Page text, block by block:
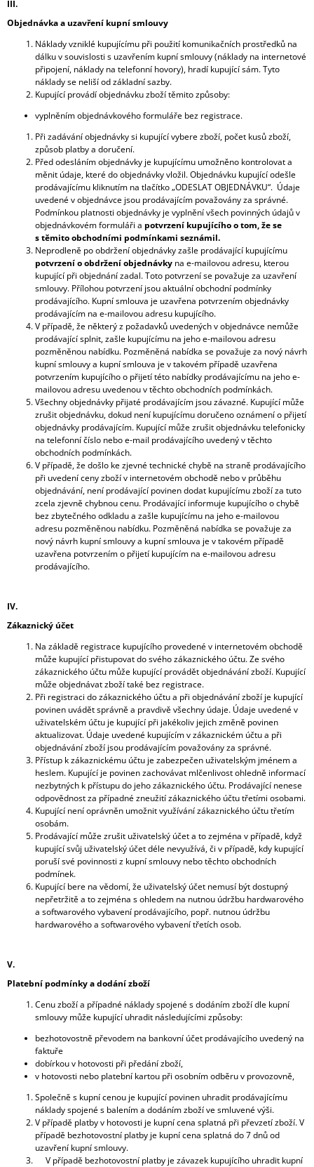
III.
Objednávka a uzavření kupní smlouvy
Náklady vzniklé kupujícímu při použití komunikačních prostředků na
dálku v souvislosti s uzavřením kupní smlouvy (náklady na internetové
připojení, náklady na telefonní hovory), hradí kupující sám. Tyto
náklady se neliší od základní sazby.
Kupující provádí objednávku zboží těmito způsoby:
vyplněním objednávkového formuláře bez registrace.
Při zadávání objednávky si kupující vybere zboží, počet kusů zboží,
způsob platby a doručení.
Před odesláním objednávky je kupujícímu umožněno kontrolovat a
měnit údaje, které do objednávky vložil. Objednávku kupující odešle
prodávajícímu kliknutím na tlačítko „ODESLAT OBJEDNÁVKU“. Údaje
uvedené v objednávce jsou prodávajícím považovány za správné.
Podmínkou platnosti objednávky je vyplnění všech povinných údajů v
objednávkovém formuláři a potvrzení kupujícího o tom, že se
s těmito obchodními podmínkami seznámil.
Neprodleně po obdržení objednávky zašle prodávající kupujícímu
potvrzení o obdržení objednávky na e-mailovou adresu, kterou
kupující při objednání zadal. Toto potvrzení se považuje za uzavření
smlouvy. Přílohou potvrzení jsou aktuální obchodní podmínky
prodávajícího. Kupní smlouva je uzavřena potvrzením objednávky
prodávajícím na e-mailovou adresu kupujícího.
V případě, že některý z požadavků uvedených v objednávce nemůže
prodávající splnit, zašle kupujícímu na jeho e-mailovou adresu
pozměněnou nabídku. Pozměněná nabídka se považuje za nový návrh
kupní smlouvy a kupní smlouva je v takovém případě uzavřena
potvrzením kupujícího o přijetí této nabídky prodávajícímu na jeho e-
mailovou adresu uvedenou v těchto obchodních podmínkách.
Všechny objednávky přijaté prodávajícím jsou závazné. Kupující může
zrušit objednávku, dokud není kupujícímu doručeno oznámení o přijetí
objednávky prodávajícím. Kupující může zrušit objednávku telefonicky
na telefonní číslo nebo e-mail prodávajícího uvedený v těchto
obchodních podmínkách.
V případě, že došlo ke zjevné technické chybě na straně prodávajícího
při uvedení ceny zboží v internetovém obchodě nebo v průběhu
objednávání, není prodávající povinen dodat kupujícímu zboží za tuto
zcela zjevně chybnou cenu. Prodávající informuje kupujícího o chybě
bez zbytečného odkladu a zašle kupujícímu na jeho e-mailovou
adresu pozměněnou nabídku. Pozměněná nabídka se považuje za
nový návrh kupní smlouvy a kupní smlouva je v takovém případě
uzavřena potvrzením o přijetí kupujícím na e-mailovou adresu
prodávajícího.
IV.
Zákaznický účet
Na základě registrace kupujícího provedené v internetovém obchodě
může kupující přistupovat do svého zákaznického účtu. Ze svého
zákaznického účtu může kupující provádět objednávání zboží. Kupující
může objednávat zboží také bez registrace.
Při registraci do zákaznického účtu a při objednávání zboží je kupující
povinen uvádět správně a pravdivě všechny údaje. Údaje uvedené v
uživatelském účtu je kupující při jakékoliv jejich změně povinen
aktualizovat. Údaje uvedené kupujícím v zákaznickém účtu a při
objednávání zboží jsou prodávajícím považovány za správné.
Přístup k zákaznickému účtu je zabezpečen uživatelským jménem a
heslem. Kupující je povinen zachovávat mlčenlivost ohledně informací
nezbytných k přístupu do jeho zákaznického účtu. Prodávající nenese
odpovědnost za případné zneužití zákaznického účtu třetími osobami.
Kupující není oprávněn umožnit využívání zákaznického účtu třetím
osobám.
Prodávající může zrušit uživatelský účet a to zejména v případě, když
kupující svůj uživatelský účet déle nevyužívá, či v případě, kdy kupující
poruší své povinnosti z kupní smlouvy nebo těchto obchodních
podmínek.
Kupující bere na vědomí, že uživatelský účet nemusí být dostupný
nepřetržitě a to zejména s ohledem na nutnou údržbu hardwarového
a softwarového vybavení prodávajícího, popř. nutnou údržbu
hardwarového a softwarového vybavení třetích osob.
V.
Platební podmínky a dodání zboží
Cenu zboží a případné náklady spojené s dodáním zboží dle kupní
smlouvy může kupující uhradit následujícími způsoby:
bezhotovostně převodem na bankovní účet prodávajícího uvedený na
faktuře
dobírkou v hotovosti při předání zboží,
v hotovosti nebo platební kartou při osobním odběru v provozovně,
Společně s kupní cenou je kupující povinen uhradit prodávajícímu
náklady spojené s balením a dodáním zboží ve smluvené výši.
V případě platby v hotovosti je kupní cena splatná při převzetí zboží. V
případě bezhotovostní platby je kupní cena splatná do 7 dnů od
uzavření kupní smlouvy.
V případě bezhotovostní platby je závazek kupujícího uhradit kupní